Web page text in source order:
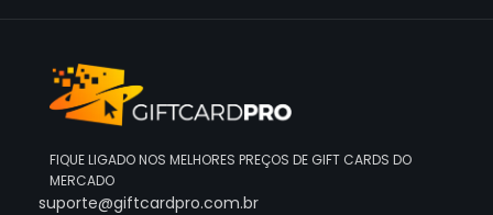
FIQUE LIGADO NOS MELHORES PREÇOS DE GIFT CARDS DO
MERCADO
suporte@giftcardpro.com.br